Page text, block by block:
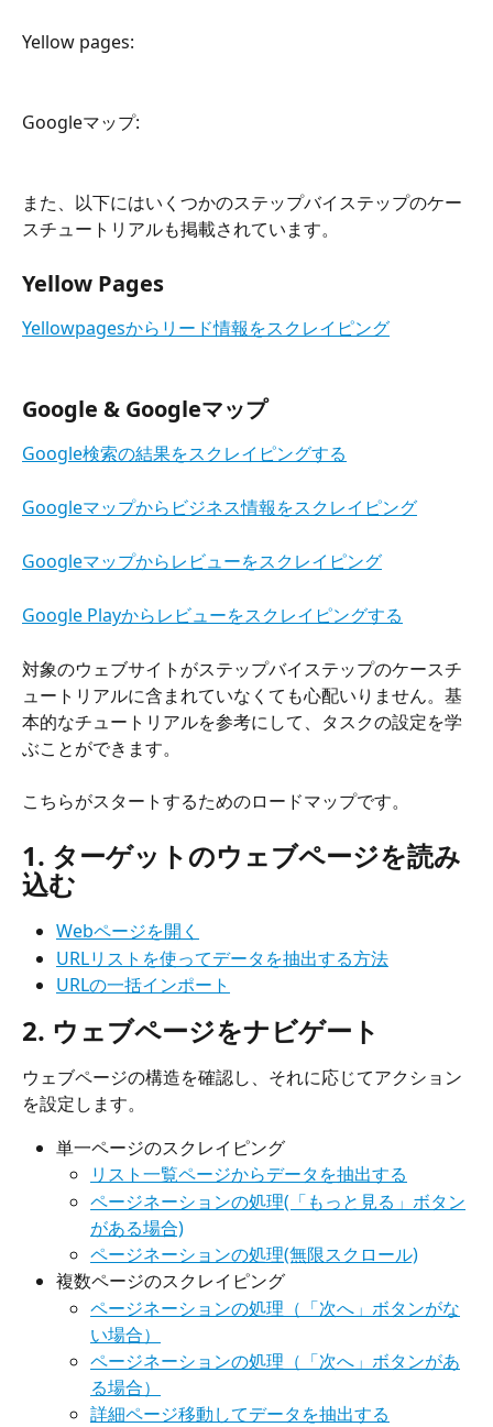
Yellow pages:
Googleマップ:
また、以下にはいくつかのステップバイステップのケー
スチュートリアルも掲載されています。
Yellow Pages
Yellowpagesからリード情報をスクレイピング
Google & Googleマップ
Google検索の結果をスクレイピングする
Googleマップからビジネス情報をスクレイピング
Googleマップからレビューをスクレイピング
Google Playからレビューをスクレイピングする
対象のウェブサイトがステップバイステップのケースチ
ュートリアルに含まれていなくても心配いりません。基
本的なチュートリアルを参考にして、タスクの設定を学
ぶことができます。
こちらがスタートするためのロードマップです。
1. ターゲットのウェブページを読み
込む
Webページを開く
URLリストを使ってデータを抽出する方法
URLの一括インポート
2. ウェブページをナビゲート
ウェブページの構造を確認し、それに応じてアクション
を設定します。
単一ページのスクレイピング
リスト一覧ページからデータを抽出する
ページネーションの処理(「もっと見る」ボタン
がある場合)
ページネーションの処理(無限スクロール)
複数ページのスクレイピング
ページネーションの処理（「次へ」ボタンがな
い場合）
ページネーションの処理（「次へ」ボタンがあ
る場合）
詳細ページ移動してデータを抽出する